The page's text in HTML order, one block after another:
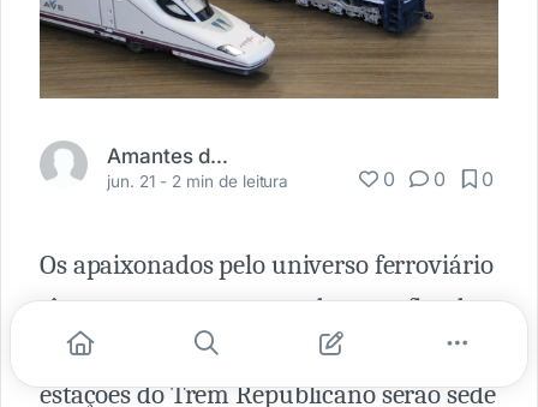
Amantes da Ferrovia
jun. 21 - 2 min de leitura 0 0 0
Os apaixonados pelo universo ferroviário
têm um encontro marcado neste fim de
semana. Nos dias 22 e 23 de junho, as
estações do Trem Republicano serão sede